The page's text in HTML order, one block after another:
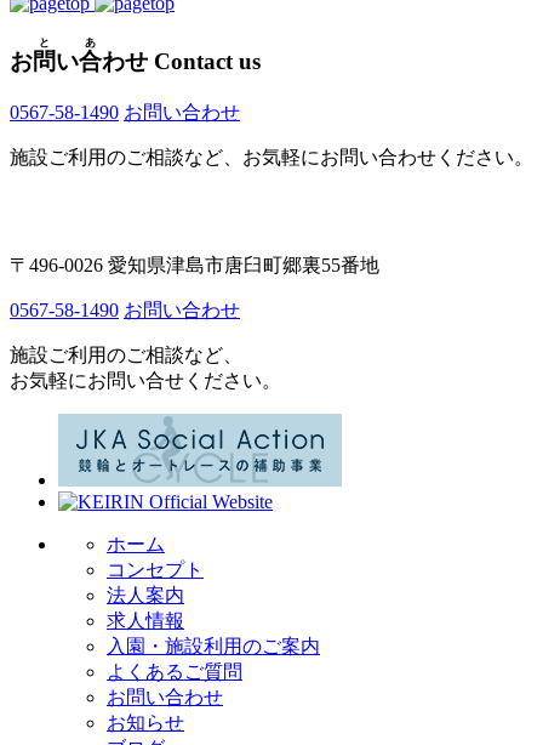
お問
と
い合
あ
わせ Contact us
0567-58-1490 お問い合わせ
施設ご利用のご相談など、お気軽にお問い合わせください。
〒496-0026 愛知県津島市唐臼町郷裏55番地
0567-58-1490 お問い合わせ
施設ご利用のご相談など、
お気軽にお問い合せください。
ホーム
コンセプト
法人案内
求人情報
入園・施設利用のご案内
よくあるご質問
お問い合わせ
お知らせ